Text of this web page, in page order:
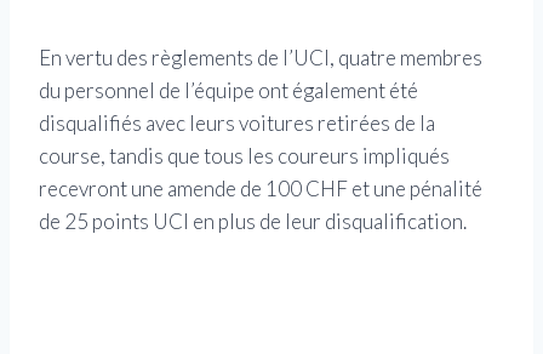
En vertu des règlements de l’UCI, quatre membres
du personnel de l’équipe ont également été
disqualifiés avec leurs voitures retirées de la
course, tandis que tous les coureurs impliqués
recevront une amende de 100 CHF et une pénalité
de 25 points UCI en plus de leur disqualification.